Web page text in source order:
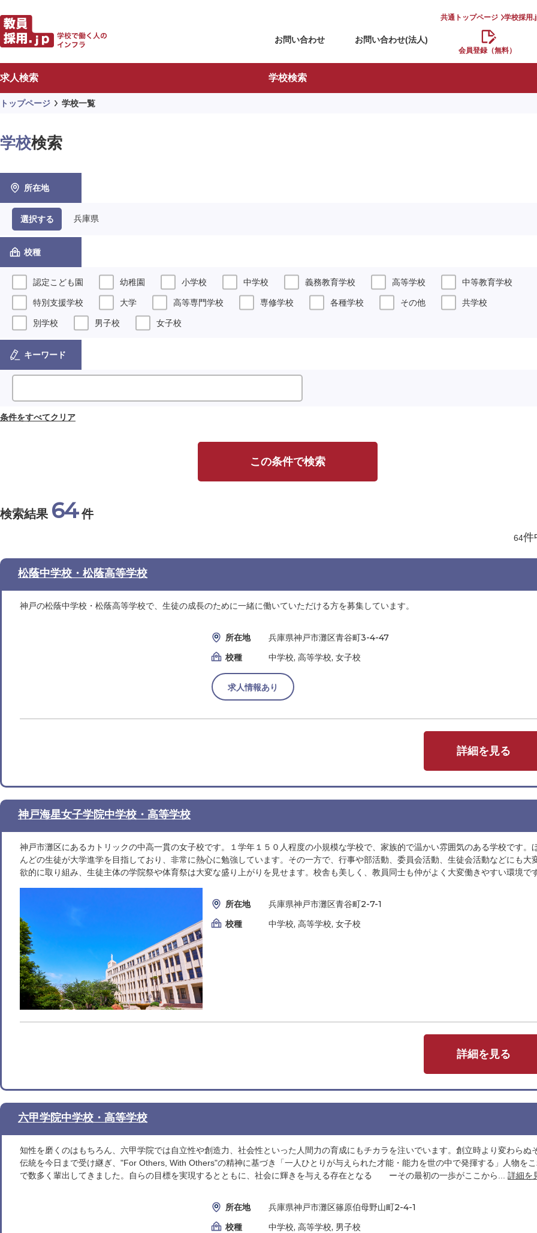
共通トップページ 学校採用
お問い合わせ お問い合わせ(法人)
会員登録（無料）
求人検索 学校検索
トップページ 学校一覧
学校検索
所在地
選択する 兵庫県
校種
認定こども園 幼稚園 小学校 中学校 義務教育学校 高等学校 中等教育学校
特別支援学校 大学 高等専門学校 専修学校 各種学校 その他 共学校
別学校 男子校 女子校
キーワード
条件をすべてクリア
この条件で検索
検索結果 64 件
64件
松蔭中学校・松蔭高等学校
神戸の松蔭中学校・松蔭高等学校で、生徒の成長のために一緒に働いていただける方を募集しています。
所在地
兵庫県神戸市灘区青谷町3-4-47
校種
中学校, 高等学校, 女子校
求人情報あり
詳細を見る
神戸海星女子学院中学校・高等学校
神戸市灘区にあるカトリックの中高一貫の女子校です。１学年１５０人程度の小規模な学校で、家族的で温かい雰囲気のある学校です。
んどの生徒が大学進学を目指しており、非常に熱心に勉強しています。その一方で、行事や部活動、委員会活動、生徒会活動などにも大
欲的に取り組み、生徒主体の学院祭や体育祭は大変な盛り上がりを見せます。校舎も美しく、教員同士も仲がよく大変働きやすい環境です
所在地
兵庫県神戸市灘区青谷町2-7-1
校種
中学校, 高等学校, 女子校
詳細を見る
六甲学院中学校・高等学校
知性を磨くのはもちろん、六甲学院では自立性や創造力、社会性といった人間力の育成にもチカラを注いでいます。創立時より変わらぬ
伝統を今日まで受け継ぎ、"For Others, With Others"の精神に基づき「一人ひとりが与えられた才能・能力を世の中で発揮する」人物をこ
で数多く輩出してきました。自らの目標を実現するとともに、社会に輝きを与える存在となる ーその最初の一歩がここから... 詳細を
所在地
兵庫県神戸市灘区篠原伯母野山町2-4-1
校種
中学校, 高等学校, 男子校